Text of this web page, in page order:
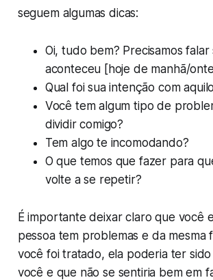
seguem algumas dicas:
Oi, tudo bem? Precisamos
aconteceu [hoje de manhã/
Qual foi sua intenção com
Você tem algum tipo de
dividir comigo?
Tem algo te incomodando?
O que temos que fazer para
volte a se repetir?
É importante deixar claro que você
pessoa tem problemas e da mesma
você foi tratado, ela poderia ter
você e que não se sentiria bem em